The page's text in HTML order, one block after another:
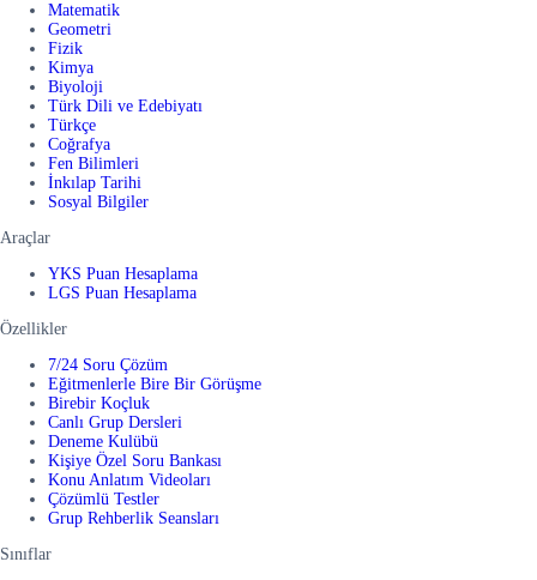
Matematik
Geometri
Fizik
Kimya
Biyoloji
Türk Dili ve Edebiyatı
Türkçe
Coğrafya
Fen Bilimleri
İnkılap Tarihi
Sosyal Bilgiler
Araçlar
YKS Puan Hesaplama
LGS Puan Hesaplama
Özellikler
7/24 Soru Çözüm
Eğitmenlerle Bire Bir Görüşme
Birebir Koçluk
Canlı Grup Dersleri
Deneme Kulübü
Kişiye Özel Soru Bankası
Konu Anlatım Videoları
Çözümlü Testler
Grup Rehberlik Seansları
Sınıflar